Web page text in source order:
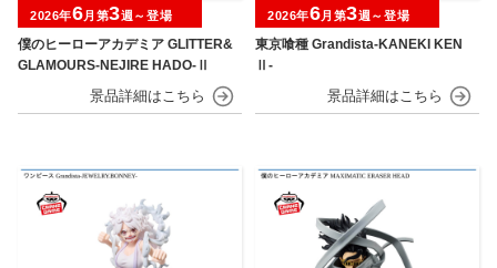
僕のヒーローアカデミア GLITTER&
GLAMOURS-NEJIRE HADO-Ⅱ
2026年6月第3週～登場
東京喰種 Grandista-KANEKI KEN
Ⅱ-
2026年6月第3週～登場